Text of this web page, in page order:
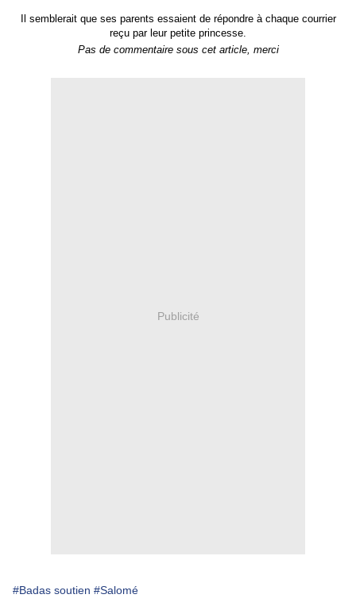
Il semblerait que ses parents essaient de répondre à chaque courrier
reçu par leur petite princesse.
Pas de commentaire sous cet article, merci
Publicité
#Badas soutien #Salomé